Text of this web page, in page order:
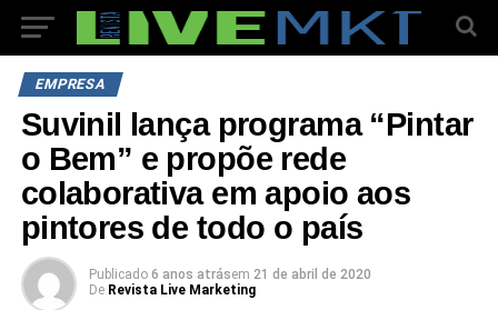
EMPRESA
Suvinil lança programa “Pintar
o Bem” e propõe rede
colaborativa em apoio aos
pintores de todo o país
Publicado 6 anos atrásem 21 de abril de 2020
De Revista Live Marketing